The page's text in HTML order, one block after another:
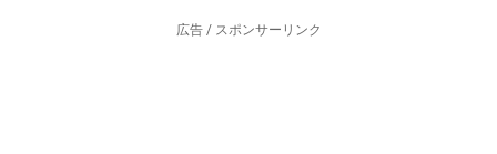
広告 / スポンサーリンク